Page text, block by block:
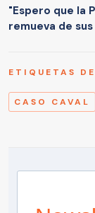
"Espero que la
remueva de
ETIQUETAS
CASO CAVAL